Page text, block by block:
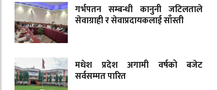
गर्भपतन सम्बन्धी कानुनी जटिलताले
सेवाग्राही र सेवाप्रदायकलाई साँस्ती
मधेश प्रदेश अगामी वर्षको बजेट
सर्वसम्मत पारित